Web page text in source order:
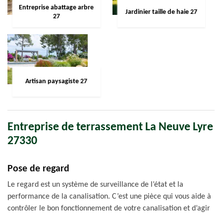
Entreprise abattage arbre
27
Jardinier taille de haie 27
Artisan paysagiste 27
Entreprise de terrassement La Neuve Lyre
27330
Pose de regard
Le regard est un système de surveillance de l’état et la
performance de la canalisation. C’est une pièce qui vous aide à
contrôler le bon fonctionnement de votre canalisation et d’agir